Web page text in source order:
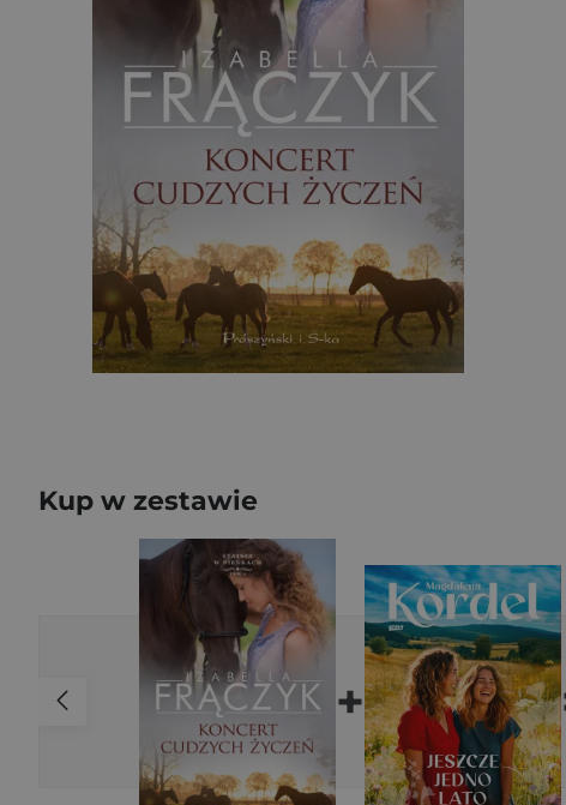
Kup w zestawie
+